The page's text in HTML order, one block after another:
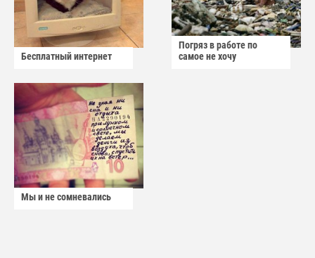
Бесплатный интернет
Погряз в работе по
самое не хочу
Мы и не сомневались